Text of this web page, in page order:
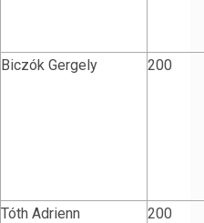
Biczók Gergely 200
Tóth Adrienn 200